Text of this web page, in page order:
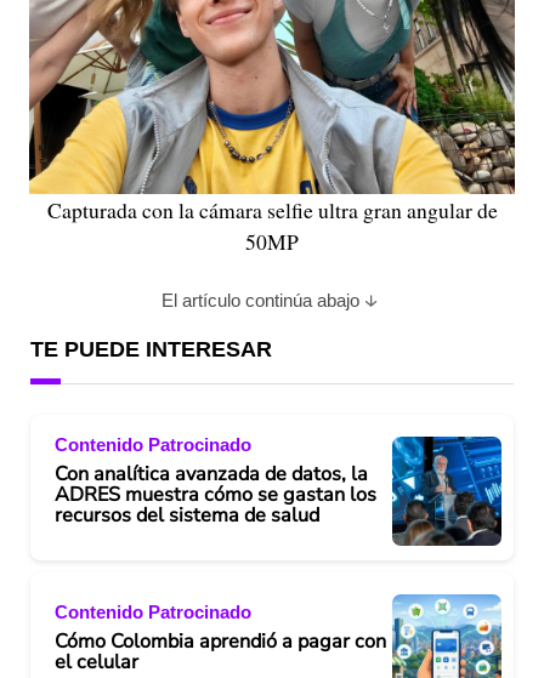
Capturada con la cámara selfie ultra gran angular de
50MP
El artículo continúa abajo
TE PUEDE INTERESAR
Contenido Patrocinado
Con analítica avanzada de datos, la
ADRES muestra cómo se gastan los
recursos del sistema de salud
Contenido Patrocinado
Cómo Colombia aprendió a pagar con
el celular